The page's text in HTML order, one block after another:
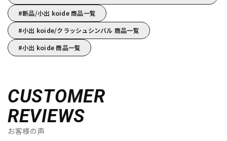
新品/小出 koide 商品一覧
小出 koide/クラッシュシンバル 商品一覧
小出 koide 商品一覧
CUSTOMER
REVIEWS
お客様の声